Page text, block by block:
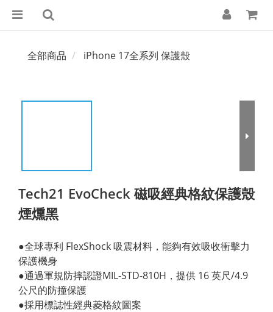
全部商品 iPhone 17全系列 保護殼
Tech21 EvoCheck 磁吸經典格紋保護殼
煙燻黑
●全球專利 FlexShock 吸震材料，能夠有效吸收衝擊力
保護機身
●通過軍規防摔認證MIL-STD-810H，提供 16 英尺/4.9
公尺的防撞保護
●採用標誌性經典菱格紋圖案